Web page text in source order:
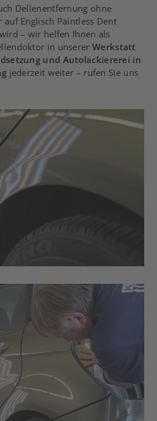
Dellenentfernung ohne
auf Englisch Paintless Dent
– wir helfen Ihnen als
in unserer Werkstatt
und Autolackiererei in
jederzeit weiter – rufen Sie uns